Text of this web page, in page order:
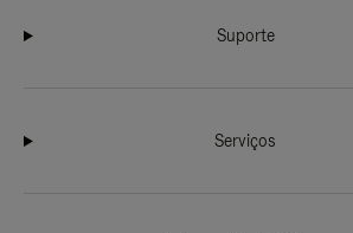
Suporte
Serviços